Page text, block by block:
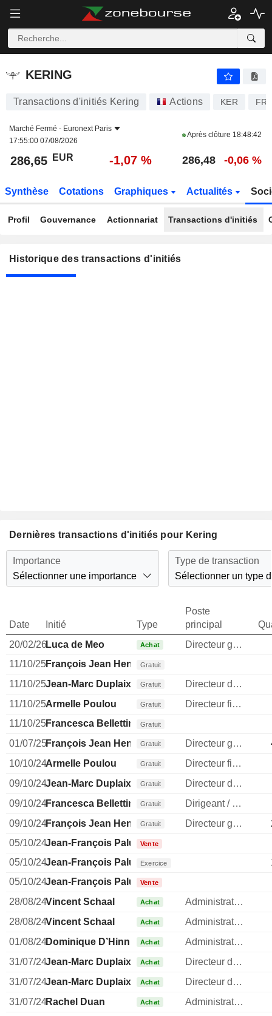
KERING
KERING
Transactions d'initiés Kering Actions KER
Marché Fermé - Euronext Paris
17:55:00 07/08/2026
Après clôture 18:48:42
286,65 EUR -1,07 % 286,48 -0,06 %
Synthèse Cotations Graphiques Actualités
Profil Gouvernance Actionnariat Transactions d'initiés
Historique des transactions d'initiés
Dernières transactions d'initiés pour Kering
Importance
Sélectionner une importance
Type de transaction
Sélectionner un type
Date Initié Type
Poste
principal
20/02/26Luca de Meo Achat
Directeur general
11/10/25François Jean Henri Pinault
Gratuit
11/10/25Jean-Marc Duplaix Gratuit
Directeur des operations
11/10/25Armelle Poulou Gratuit
Directeur financier
11/10/25Francesca Bellettini Gratuit
01/07/25François Jean Henri Pinault
Gratuit Directeur general
10/10/24Armelle Poulou Gratuit
Directeur financier
09/10/24Jean-Marc Duplaix Gratuit
Directeur des operations
09/10/24Francesca Bellettini Gratuit
Dirigeant / cadre principal
09/10/24François Jean Henri Pinault
Gratuit Directeur general
05/10/24Jean-François Palus Vente
05/10/24Jean-François Palus Exercice
05/10/24Jean-François Palus Vente
28/08/24Vincent Schaal Achat
Administrateur
28/08/24Vincent Schaal Achat
Administrateur
01/08/24Dominique D’Hinnin Achat
Administrateur
31/07/24Jean-Marc Duplaix Achat
Directeur des operations
31/07/24Jean-Marc Duplaix Achat
Directeur des operations
31/07/24Rachel Duan Achat
Administrateur